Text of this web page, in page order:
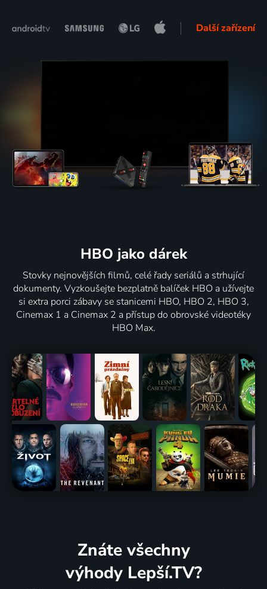
Další zařízení
HBO jako dárek
Stovky nejnovějších filmů, celé řady seriálů a strhující
dokumenty. Vyzkoušejte bezplatně balíček HBO a užívejte
si extra porci zábavy se stanicemi HBO, HBO 2, HBO 3,
Cinemax 1 a Cinemax 2 a přístup do obrovské videotéky
HBO Max.
Znáte všechny
výhody Lepší.TV?